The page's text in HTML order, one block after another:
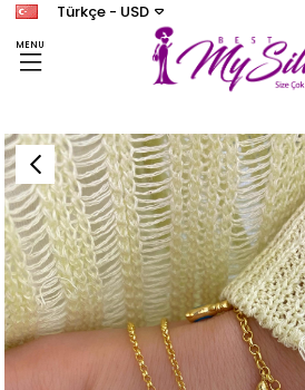
MENU
Türkçe - USD
Kadın Gümüş Mineli